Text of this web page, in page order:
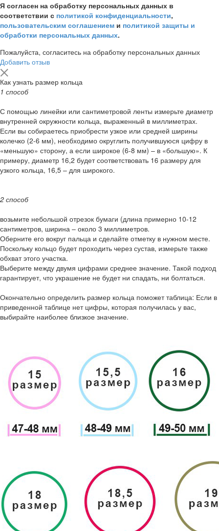
Я согласен на обработку персональных данных в
соответствии с политикой конфиденциальности,
пользовательским соглашением и политикой защиты и
обработки персональных данных.
Пожалуйста, согласитесь на обработку персональных данных
Добавить отзыв
Как узнать размер кольца
1 способ
С помощью линейки или сантиметровой ленты измерьте диаметр
внутренней окружности кольца, выраженный в миллиметрах.
Если вы собираетесь приобрести узкое или средней ширины
колечко (2-6 мм), необходимо округлить получившуюся цифру в
«меньшую» сторону, а если широкое (6-8 мм) – в «большую». К
примеру, диаметр 16,2 будет соответствовать 16 размеру для
узкого кольца, 16,5 – для широкого.
2 способ
возьмите небольшой отрезок бумаги (длина примерно 10-12
сантиметров, ширина – около 3 миллиметров.
Оберните его вокруг пальца и сделайте отметку в нужном месте.
Поскольку кольцо будет проходить через сустав, измерьте также
обхват этого участка.
Выберите между двумя цифрами среднее значение. Такой подход
гарантирует, что украшение не будет ни спадать, ни болтаться.
Окончательно определить размер кольца поможет таблица: Если в
приведенной таблице нет цифры, которая получилась у вас,
выбирайте наиболее близкое значение.